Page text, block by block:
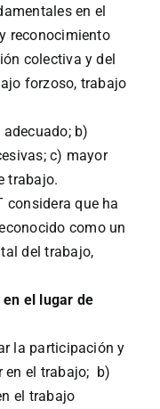
en el
reconocimiento
colectiva y del
forzoso, trabajo
b)
c) mayor
trabajo.
considera que ha
como un
del trabajo,
el lugar de
la participación y
en el trabajo; b)
el trabajo